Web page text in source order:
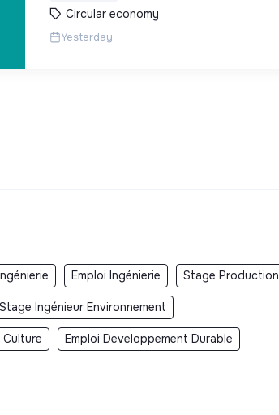
Circular economy
Yesterday
Emploi Ingénierie Stage Production
Stage Ingénieur Environnement
Culture Emploi Developpement Durable